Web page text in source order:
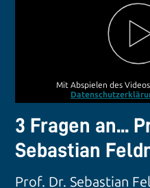
Mit Abspielen des
3 Fragen an...
Sebastian
TRANSFER -
Prof. Dr. Sebastian